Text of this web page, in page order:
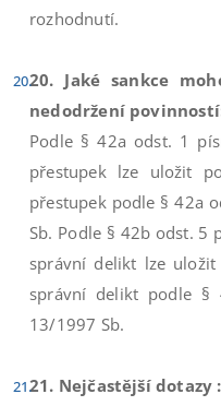
rozhodnutí.
20. Jaké sankce
nedodržení
Podle § 42a odst. 1
přestupek lze uložit
přestupek podle § 42a
Sb. Podle § 42b odst. 5
správní delikt lze
správní delikt podle
13/1997 Sb.
21. Nejčastější dotazy :